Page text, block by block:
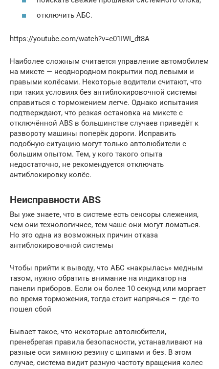
отключить АБС.
https://youtube.com/watch?v=e01IWI_dt8A
Наиболее сложным считается управление автомобилем
на миксте — неоднородном покрытии под левыми и
правыми колёсами. Некоторые водители считают, что
при таких условиях без антиблокировочной системы
справиться с торможением легче. Однако испытания
подтверждают, что резкая остановка на миксте с
отключённой ABS в большинстве случаев приведёт к
развороту машины поперёк дороги. Исправить
подобную ситуацию могут только автолюбители с
большим опытом. Тем, у кого такого опыта
недостаточно, не рекомендуется отключать
антиблокировку колёс.
Неисправности ABS
Вы уже знаете, что в системе есть сенсоры слежения,
чем они технологичнее, тем чаше они могут ломаться.
Но это одна из возможных причин отказа
антиблокировочной системы
Чтобы прийти к выводу, что АБС «накрылась» медным
тазом, нужно обратить внимание на индикатор на
панели приборов. Если он более 10 секунд или моргает
во время торможения, тогда стоит напрячься – где-то
пошел сбой
Бывает такое, что некоторые автолюбители,
пренебрегая правила безопасности, устанавливают на
разные оси зимнюю резину с шипами и без. В этом
случае, система видит разную частоту вращения колес